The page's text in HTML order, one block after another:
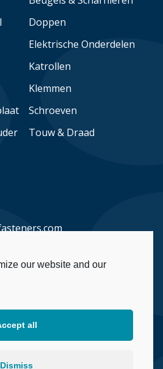
Doppen
Elektrische Onderdelen
Katrollen
Klemmen
Schroeven
Touw & Draad
our website and our
all
Dismiss